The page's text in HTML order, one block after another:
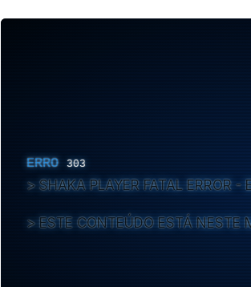
ERRO 303
SHAKA PLAYER FATAL ERROR -
ESTE CONTEÚDO ESTÁ NESTE